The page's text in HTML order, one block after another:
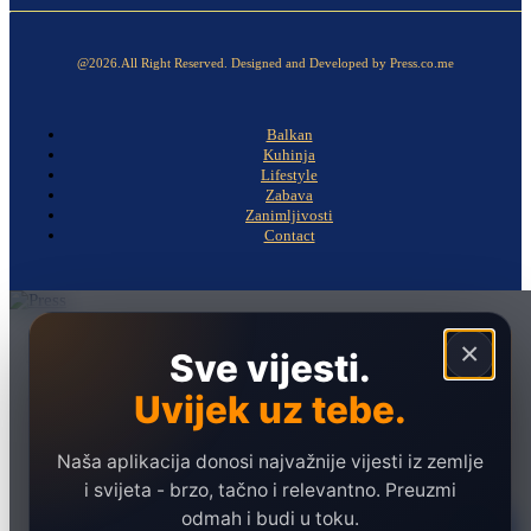
@2026.All Right Reserved. Designed and Developed by Press.co.me
Balkan
Kuhinja
Lifestyle
Zabava
Zanimljivosti
Contact
×
Sve vijesti.
Uvijek uz tebe.
Naša aplikacija donosi najvažnije vijesti iz zemlje
i svijeta - brzo, tačno i relevantno. Preuzmi
odmah i budi u toku.
Ekonomija